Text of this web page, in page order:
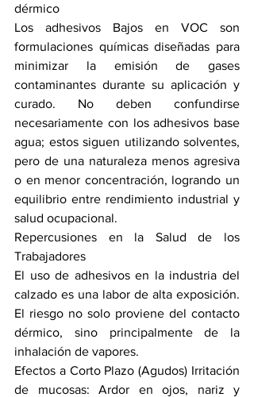
dérmico
Los adhesivos Bajos en VOC son
formulaciones químicas diseñadas para
minimizar la emisión de gases
contaminantes durante su aplicación y
curado. No deben confundirse
necesariamente con los adhesivos base
agua; estos siguen utilizando solventes,
pero de una naturaleza menos agresiva
o en menor concentración, logrando un
equilibrio entre rendimiento industrial y
salud ocupacional.
Repercusiones en la Salud de los
Trabajadores
El uso de adhesivos en la industria del
calzado es una labor de alta exposición.
El riesgo no solo proviene del contacto
dérmico, sino principalmente de la
inhalación de vapores.
Efectos a Corto Plazo (Agudos) Irritación
de mucosas: Ardor en ojos, nariz y